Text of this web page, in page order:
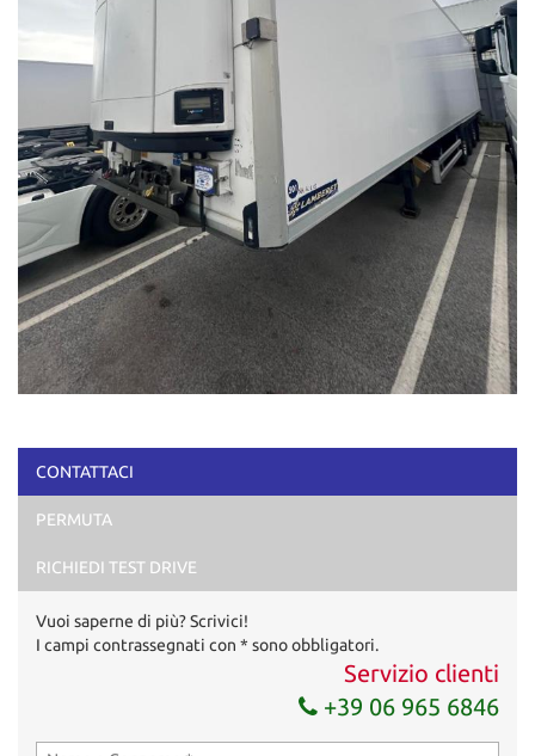
CONTATTACI
PERMUTA
RICHIEDI TEST DRIVE
Vuoi saperne di più? Scrivici!
I campi contrassegnati con * sono obbligatori.
Servizio clienti
+39 06 965 6846